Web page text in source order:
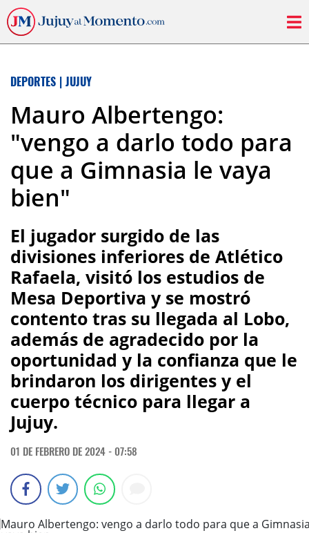
DEPORTES | JUJUY
Mauro Albertengo:
"vengo a darlo todo para
que a Gimnasia le vaya
bien"
El jugador surgido de las
divisiones inferiores de Atlético
Rafaela, visitó los estudios de
Mesa Deportiva y se mostró
contento tras su llegada al Lobo,
además de agradecido por la
oportunidad y la confianza que le
brindaron los dirigentes y el
cuerpo técnico para llegar a
Jujuy.
01 DE FEBRERO DE 2024 - 07:58